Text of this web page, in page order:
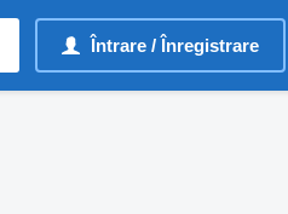
Întrare / Înregistrare